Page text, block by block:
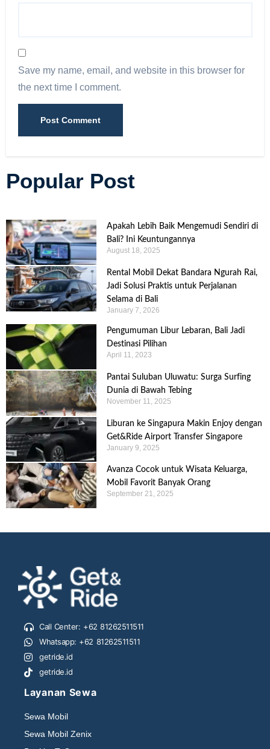
Save my name, email, and website in this browser for
the next time I comment.
Popular Post
Apakah Lebih Baik Mengemudi Sendiri di
Bali? Ini Keuntungannya
August 18, 2025
Rental Mobil Dekat Bandara Ngurah Rai,
Jadi Solusi Praktis untuk Perjalanan
Selama di Bali
January 7, 2026
Pengumuman Libur Lebaran, Bali Jadi
Destinasi Pilihan
April 11, 2023
Pantai Suluban Uluwatu: Surga Surfing
Dunia di Bawah Tebing
November 11, 2025
Liburan ke Singapura Makin Enjoy dengan
Get&Ride Airport Transfer Singapore
January 9, 2025
Avanza Cocok untuk Wisata Keluarga,
Mobil Favorit Banyak Orang
September 21, 2025
Call Center: +62 81262511511
Whatsapp: +62 81262511511
getride.id
getride.id
Layanan Sewa
Sewa Mobil
Sewa Mobil Zenix